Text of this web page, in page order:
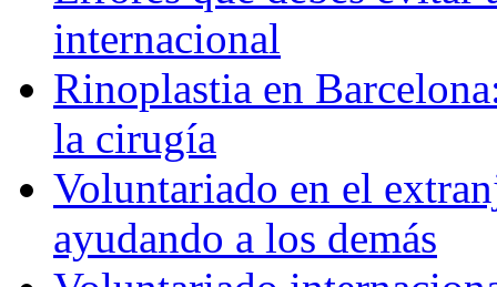
internacional
Rinoplastia en
la cirugía
Voluntariado en el
ayudando a los demás